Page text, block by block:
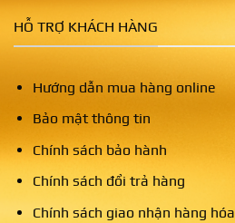
HỖ TRỢ KHÁCH HÀNG
Hướng dẫn mua hàng online
Bảo mật thông tin
Chính sách bảo hành
Chính sách đổi trả hàng
Chính sách giao nhận hàng hóa